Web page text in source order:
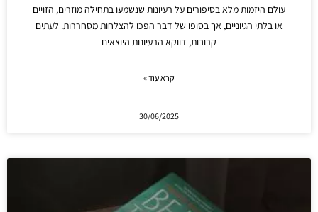
עולם היזמות מלא בסיפורים על רעיונות שנשמעו בתחילה מוזרים, הזויים
או בלתי הגיוניים, אך בסופו של דבר הפכו להצלחות מסחררות. לעתים
קרובות, דווקא הרעיונות היוצאים
קרא עוד »
30/06/2025